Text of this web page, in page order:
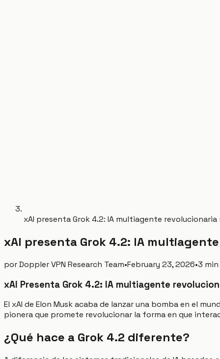
xAI presenta Grok 4.2: IA multiagente
xAI presenta Grok 4.2: IA
porDoppler VPN Research Team•February 23, 2026•3
xAI Presenta Grok 4.2: IA multiagente
El xAI de Elon Musk acaba de lanzar una bomba en el
pionera que promete revolucionar la forma en que
¿Qué hace a Grok 4.2 diferente?